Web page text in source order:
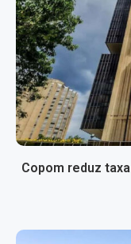
Copom reduz